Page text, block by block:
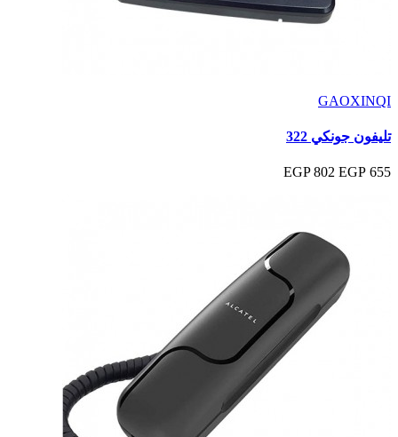
GAOXINQI
تليفون جونكي 322
655 EGP
802 EGP